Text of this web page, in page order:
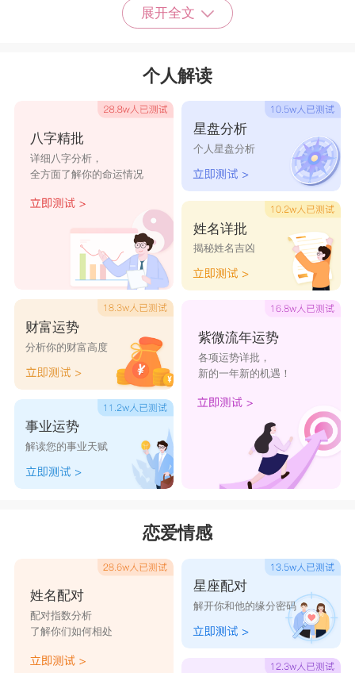
安悦 宁嫣 平安
伊美
欣暄 家格
振洋 维熙 育翰
慈源 圣致 楷疏 蓝翰
炫霄 彰桦 治进
荣毅 鸿疏
佩雪 昕柳 雨诗
婕芝 韵灵 安慧 玉瑶
欣冉 盈新
萱玥
展开全文
个人解读
八字精批
详细八字分析，
全方面了解你的命运情况
财富运势
分析你的财富高度
事业运势
解读您的事业天赋
星盘分析
个人星盘分析
姓名详批
揭秘姓名吉凶
紫微流年运势
各项运势详批，
新的一年新的机遇！
恋爱情感
姓名配对
配对指数分析
了解你们如何相处
星座配对
解开你和他的缘分密码